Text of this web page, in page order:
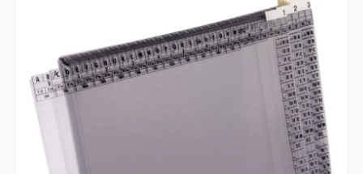
90/00, wiederverwendbar- 3 Aktionsmappen klar, mit
Läufer gelb 12 40 90/01, wiederverwendbar- 3
Aktionsmappen klar, mit Läufer rot 12 40 90/02,
wiederverwendbar- 3 Aktionsmappen klar, mit Läufer
blau 12 40 90/03, wiederverwendbar- 1 Allstoffschreiber
90 00 20- 1 Löschset 90 00 33 zur Reinigung der
Beschriftungsläufer- 1 Farbkarte für Ihre individuellen
Aktenplan 90 00 06- inkl. Anleitung